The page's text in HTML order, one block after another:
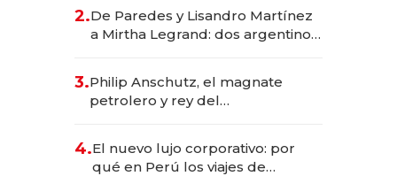
las marcas "fast premium"
2.De Paredes y Lisandro Martínez
a Mirtha Legrand: dos argentinos
3.Philip Anschutz, el magnate
petrolero y rey del
Fénix
4.El nuevo lujo corporativo: por
qué en Perú los viajes de